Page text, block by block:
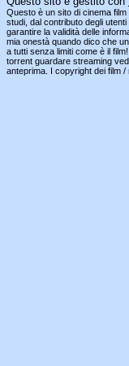
Questo è un sito di cinema
studi, dal contributo degli
garantire la validità delle
mia onestà quando dico che
a tutti senza limiti come è il
torrent guardare streaming
anteprima. I copyright dei film